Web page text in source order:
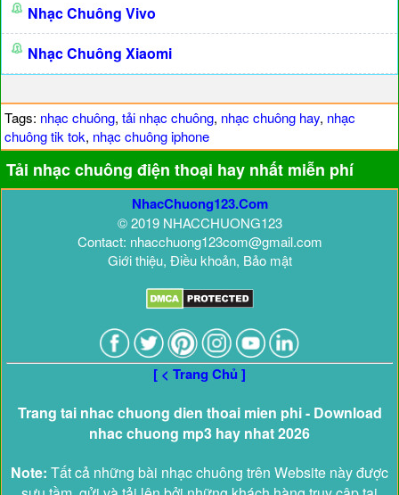
Nhạc Chuông Vivo
Nhạc Chuông Xiaomi
Tags: nhạc chuông, tải nhạc chuông, nhạc chuông hay, nhạc
chuông tik tok, nhạc chuông iphone
Tải nhạc chuông điện thoại hay nhất miễn phí
NhacChuong123.Com
© 2019 NHACCHUONG123
Contact: nhacchuong123com@gmail.com
Giới thiệu, Điều khoản, Bảo mật
[ < Trang Chủ ]
Trang tai nhac chuong dien thoai mien phi - Download
nhac chuong mp3 hay nhat 2026
Note: Tất cả những bài nhạc chuông trên Website này được